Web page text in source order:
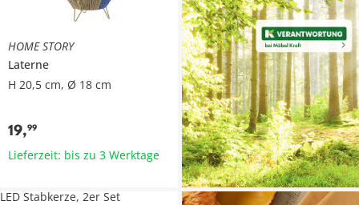
HOME STORY
Laterne
H 20,5 cm, Ø 18 cm
19,99
Lieferzeit: bis zu 3 Werktage
LED Stabkerze, 2er Set